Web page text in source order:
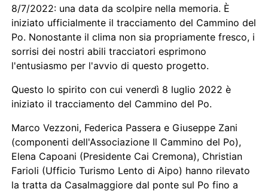
8/7/2022: una data da scolpire nella memoria. È
iniziato ufficialmente il tracciamento del Cammino del
Po. Nonostante il clima non sia propriamente fresco, i
sorrisi dei nostri abili tracciatori esprimono
l'entusiasmo per l'avvio di questo progetto.
Questo lo spirito con cui venerdì 8 luglio 2022 è
iniziato il tracciamento del Cammino del Po.
Marco Vezzoni, Federica Passera e Giuseppe Zani
(componenti dell'Associazione Il Cammino del Po),
Elena Capoani (Presidente Cai Cremona), Christian
Farioli (Ufficio Turismo Lento di Aipo) hanno rilevato
la tratta da Casalmaggiore dal ponte sul Po fino a